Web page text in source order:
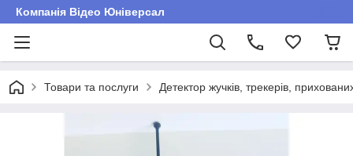
Компанія Відео Юніверсал
Товари та послуги Детектор жучків, трекерів,